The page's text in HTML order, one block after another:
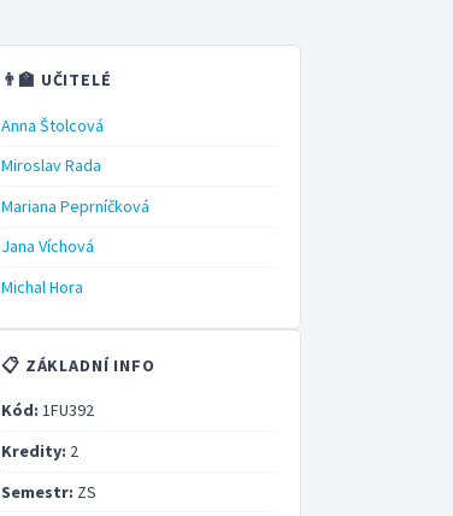
👨‍🏫 UČITELÉ
Anna Štolcová
Miroslav Rada
Mariana Peprníčková
Jana Víchová
Michal Hora
📋 ZÁKLADNÍ INFO
Kód: 1FU392
Kredity: 2
Semestr: ZS